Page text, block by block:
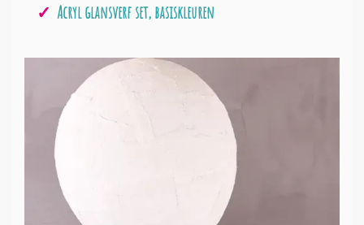
Acryl glansverf set, basiskleuren